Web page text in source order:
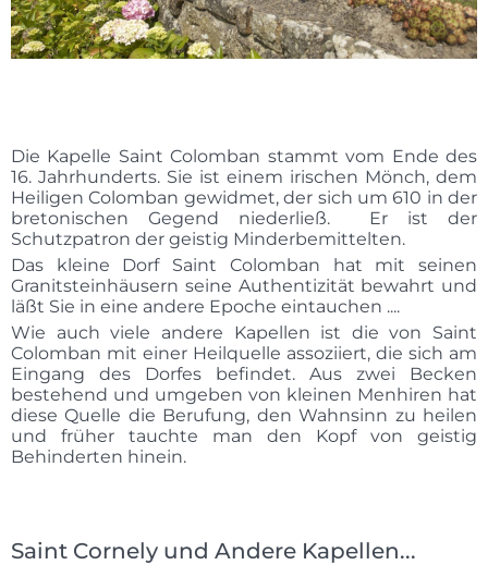
Die Kapelle Saint Colomban stammt vom Ende des
16. Jahrhunderts. Sie ist einem irischen Mönch, dem
Heiligen Colomban gewidmet, der sich um 610 in der
bretonischen Gegend niederließ. Er ist der
Schutzpatron der geistig Minderbemittelten.
Das kleine Dorf Saint Colomban hat mit seinen
Granitsteinhäusern seine Authentizität bewahrt und
läßt Sie in eine andere Epoche eintauchen ....
Wie auch viele andere Kapellen ist die von Saint
Colomban mit einer Heilquelle assoziiert, die sich am
Eingang des Dorfes befindet. Aus zwei Becken
bestehend und umgeben von kleinen Menhiren hat
diese Quelle die Berufung, den Wahnsinn zu heilen
und früher tauchte man den Kopf von geistig
Behinderten hinein.
Saint Cornely und Andere Kapellen...